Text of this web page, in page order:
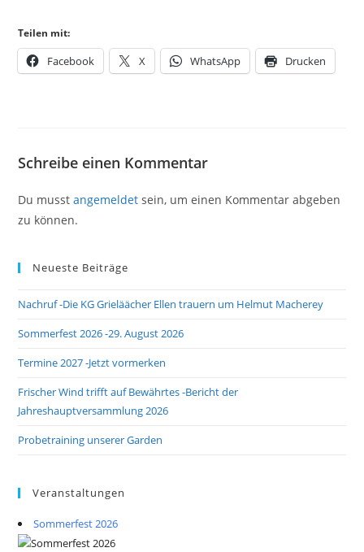
Teilen mit:
Facebook X WhatsApp Drucken
Schreibe einen Kommentar
Du musstangemeldet sein, um einen Kommentar abgeben
zu können.
Neueste Beiträge
Nachruf -Die KG Grieläächer Ellen trauern um Helmut Macherey
Sommerfest 2026 -29. August 2026
Termine 2027 -Jetzt vormerken
Frischer Wind trifft auf Bewährtes -Bericht der
Jahreshauptversammlung 2026
Probetraining unserer Garden
Veranstaltungen
Sommerfest 2026